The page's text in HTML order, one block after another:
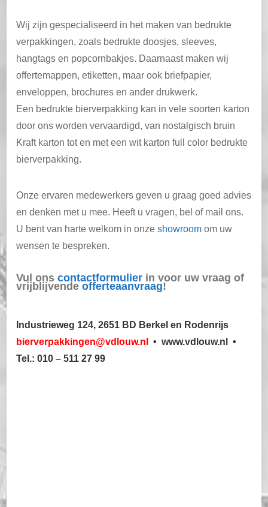
Wij zijn gespecialiseerd in het maken van bedrukte
verpakkingen, zoals bedrukte doosjes, sleeves,
hangtags en popcornbakjes. Daarnaast maken wij
offertemappen, etiketten, maar ook briefpapier,
enveloppen, brochures en ander drukwerk.
Een bedrukte bierverpakking kan in vele soorten karton
door ons worden vervaardigd, van nostalgisch bruin
Kraft karton tot en met een wit karton full color bedrukte
bierverpakking.
Onze ervaren medewerkers geven u graag goed advies
en denken met u mee. Heeft u vragen, bel of mail ons.
U bent van harte welkom in onzeshowroom om uw
wensen te bespreken.
Vul ons contactformulier in voor uw vraag of
vrijblijvendeofferteaanvraag!
Industrieweg 124, 2651 BD Berkel en Rodenrijs
bierverpakkingen@vdlouw.nl• www.vdlouw.nl •
Tel.: 010 – 511 27 99